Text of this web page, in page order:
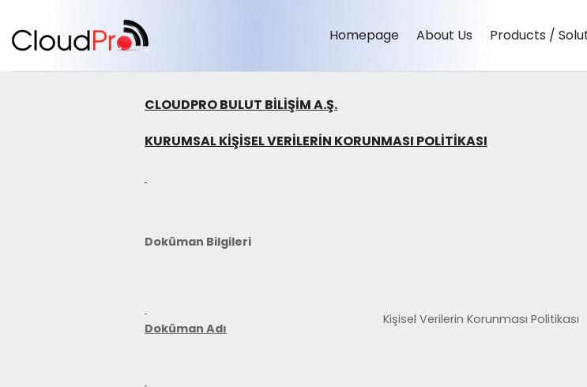
content
Homepage About Us Products /
CLOUDPRO BULUT BİLİŞİM A.Ş.
KURUMSAL KİŞİSEL VERİLERİN KORUNMASI POLİTİKASI
Doküman Bilgileri
Doküman Adı
Kişisel Verilerin Korunması Politikası